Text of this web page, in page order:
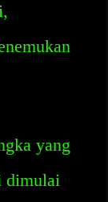
yang
dimulai